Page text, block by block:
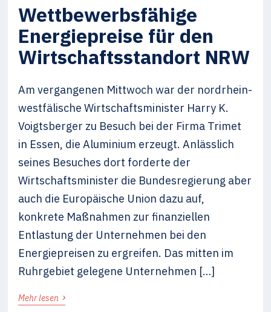
Wettbewerbsfähige
Energiepreise für den
Wirtschaftsstandort NRW
Am vergangenen Mittwoch war der nordrhein-
westfälische Wirtschaftsminister Harry K.
Voigtsberger zu Besuch bei der Firma Trimet
in Essen, die Aluminium erzeugt. Anlässlich
seines Besuches dort forderte der
Wirtschaftsminister die Bundesregierung aber
auch die Europäische Union dazu auf,
konkrete Maßnahmen zur finanziellen
Entlastung der Unternehmen bei den
Energiepreisen zu ergreifen. Das mitten im
Ruhrgebiet gelegene Unternehmen […]
Mehr lesen ›